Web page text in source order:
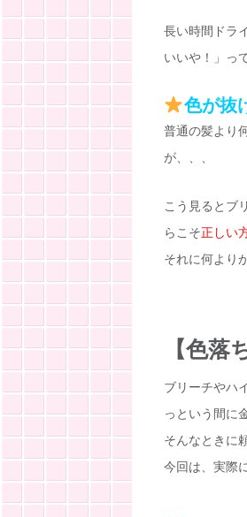
長い時間ドラ
いいや！」っ
色が抜
普通の髪より
が、、、
こう見るとブ
らこそ正しい
それに何より
【色落
ブリーチやハ
っという間に
そんなときに
今回は、実際